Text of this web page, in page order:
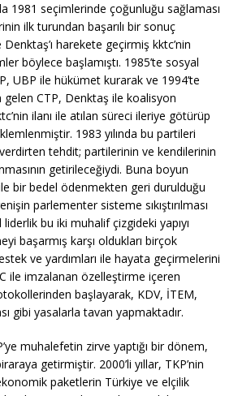
1981 seçimlerinde çoğunluğu sağlaması
ilk turundan başarılı bir sonuç
Denktaş’ı harekete geçirmiş kktc’nin
böylece başlamıştı. 1985’te sosyal
UBP ile hükümet kurarak ve 1994’te
CTP, Denktaş ile koalisyon
ilanı ile atılan süreci ileriye götürüp
1983 yılında bu partileri
tehdit; partilerinin ve kendilerinin
getirileceğiydi. Buna boyun
bir bedel ödenmekten geri durulduğu
parlementer sisteme sıkıştırılması
bu iki muhalif çizgideki yapıyı
başarmış karşı oldukları birçok
ve yardımları ile hayata geçirmelerini
ile imzalanan özelleştirme içeren
başlayarak, KDV, İTEM,
gibi yasalarla tavan yapmaktadır.
muhalefetin zirve yaptığı bir dönem,
getirmiştir. 2000’li yıllar, TKP’nin
paketlerin Türkiye ve elçilik